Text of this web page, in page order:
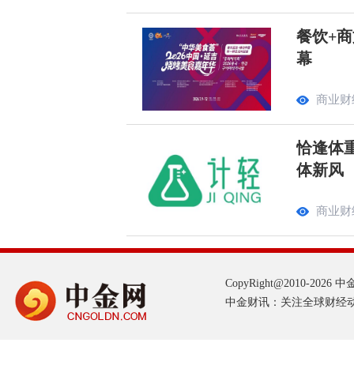
餐饮+
幕
商业财
恰逢体
体新风
商业财
CopyRight@2010-2026 中
中金财讯：关注全球财经